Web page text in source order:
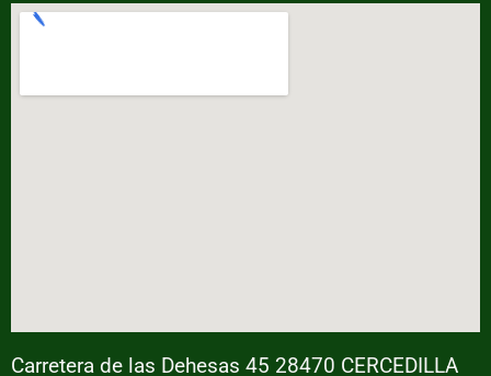
Carretera de las Dehesas 45 28470 CERCEDILLA